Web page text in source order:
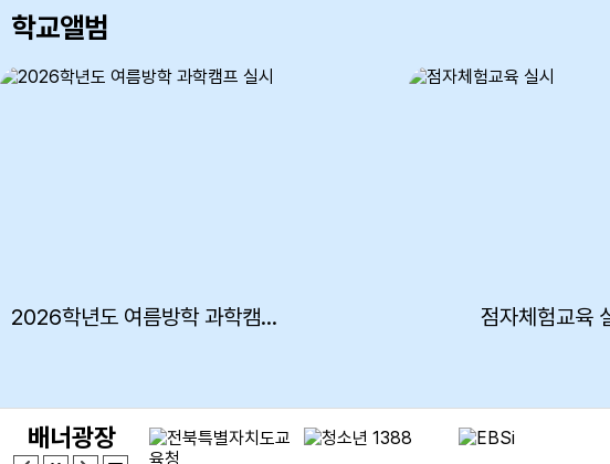
8
토요휴업일
13
여름방학
15
광복절
학교앨범
2026학년도 여름방학 과학캠프 실시 점자체험교육
배너광장